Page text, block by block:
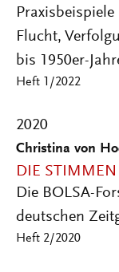
Flucht,
bis 1950er-
Heft 1/2022
2020
Christina von
DIE STIMMEN
Die BOLSA-
deutschen
Heft 2/2020